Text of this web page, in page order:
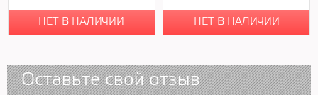
НЕТ В НАЛИЧИИ НЕТ В НАЛИЧИИ
Оставьте свой отзыв